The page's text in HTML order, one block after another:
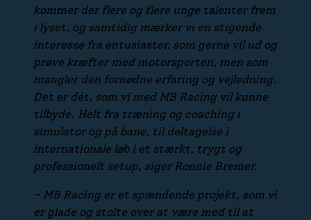
kommer der flere og flere unge talenter frem
i lyset, og samtidig mærker vi en stigende
interesse fra entusiaster, som gerne vil ud og
prøve kræfter med motorsporten, men som
mangler den fornødne erfaring og vejledning.
Det er dét, som vi med MB Racing vil kunne
tilbyde. Helt fra træning og coaching i
simulator og på bane, til deltagelse i
internationale løb i et stærkt, trygt og
professionelt setup, siger Ronnie Bremer.
– MB Racing er et spændende projekt, som vi
er glade og stolte over at være med til at